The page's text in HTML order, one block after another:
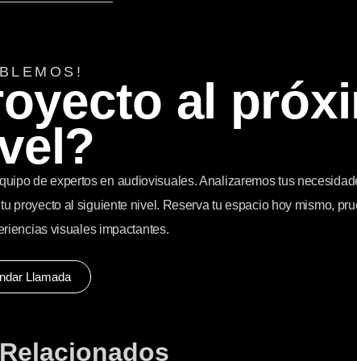
al
de expertos en audiovisuales. Analizaremos tus
proyecto al siguiente nivel. Reserva tu espacio hoy mismo,
visuales impactantes.
Llamada